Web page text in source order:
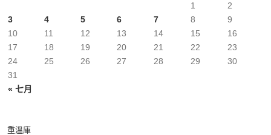
« 七月
1
2
3
4 5 6 7 8
9
10
11 12 13 14 15
16
17
18 19 20 21 22
23
24
25 26 27 28 29
30
31
重溫庫